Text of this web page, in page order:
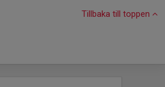
Tillbaka till toppen